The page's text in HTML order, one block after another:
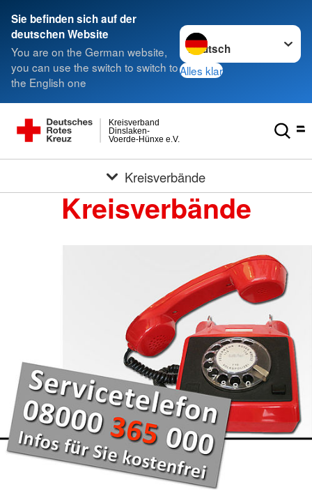
Sie befinden sich auf der
deutschen Website
You are on the German website,
you can use the switch to switch to
the English one
Sprache wechseln zu
Alles klar
Voerde-Hünxe e.V.
Dinslaken-
Kreisverband
Kreisverbände
Kreisverbände